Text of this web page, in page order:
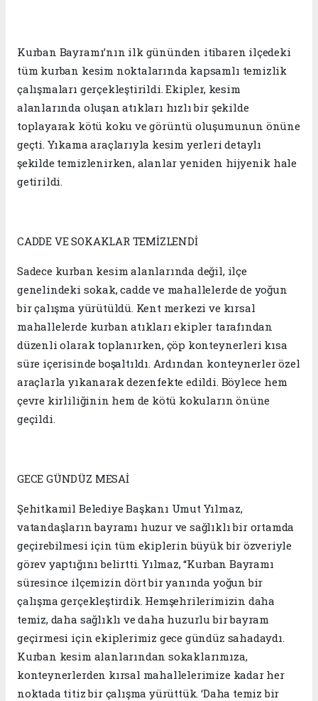
Kurban Bayramı’nın ilk gününden itibaren ilçedeki
tüm kurban kesim noktalarında kapsamlı temizlik
çalışmaları gerçekleştirildi. Ekipler, kesim
alanlarında oluşan atıkları hızlı bir şekilde
toplayarak kötü koku ve görüntü oluşumunun önüne
geçti. Yıkama araçlarıyla kesim yerleri detaylı
şekilde temizlenirken, alanlar yeniden hijyenik hale
getirildi.
CADDE VE SOKAKLAR TEMİZLENDİ
Sadece kurban kesim alanlarında değil, ilçe
genelindeki sokak, cadde ve mahallelerde de yoğun
bir çalışma yürütüldü. Kent merkezi ve kırsal
mahallelerde kurban atıkları ekipler tarafından
düzenli olarak toplanırken, çöp konteynerleri kısa
süre içerisinde boşaltıldı. Ardından konteynerler özel
araçlarla yıkanarak dezenfekte edildi. Böylece hem
çevre kirliliğinin hem de kötü kokuların önüne
geçildi.
GECE GÜNDÜZ MESAİ
Şehitkamil Belediye Başkanı Umut Yılmaz,
vatandaşların bayramı huzur ve sağlıklı bir ortamda
geçirebilmesi için tüm ekiplerin büyük bir özveriyle
görev yaptığını belirtti. Yılmaz, “Kurban Bayramı
süresince ilçemizin dört bir yanında yoğun bir
çalışma gerçekleştirdik. Hemşehrilerimizin daha
temiz, daha sağlıklı ve daha huzurlu bir bayram
geçirmesi için ekiplerimiz gece gündüz sahadaydı.
Kurban kesim alanlarından sokaklarımıza,
konteynerlerden kırsal mahallelerimize kadar her
noktada titiz bir çalışma yürüttük. ‘Daha temiz bir